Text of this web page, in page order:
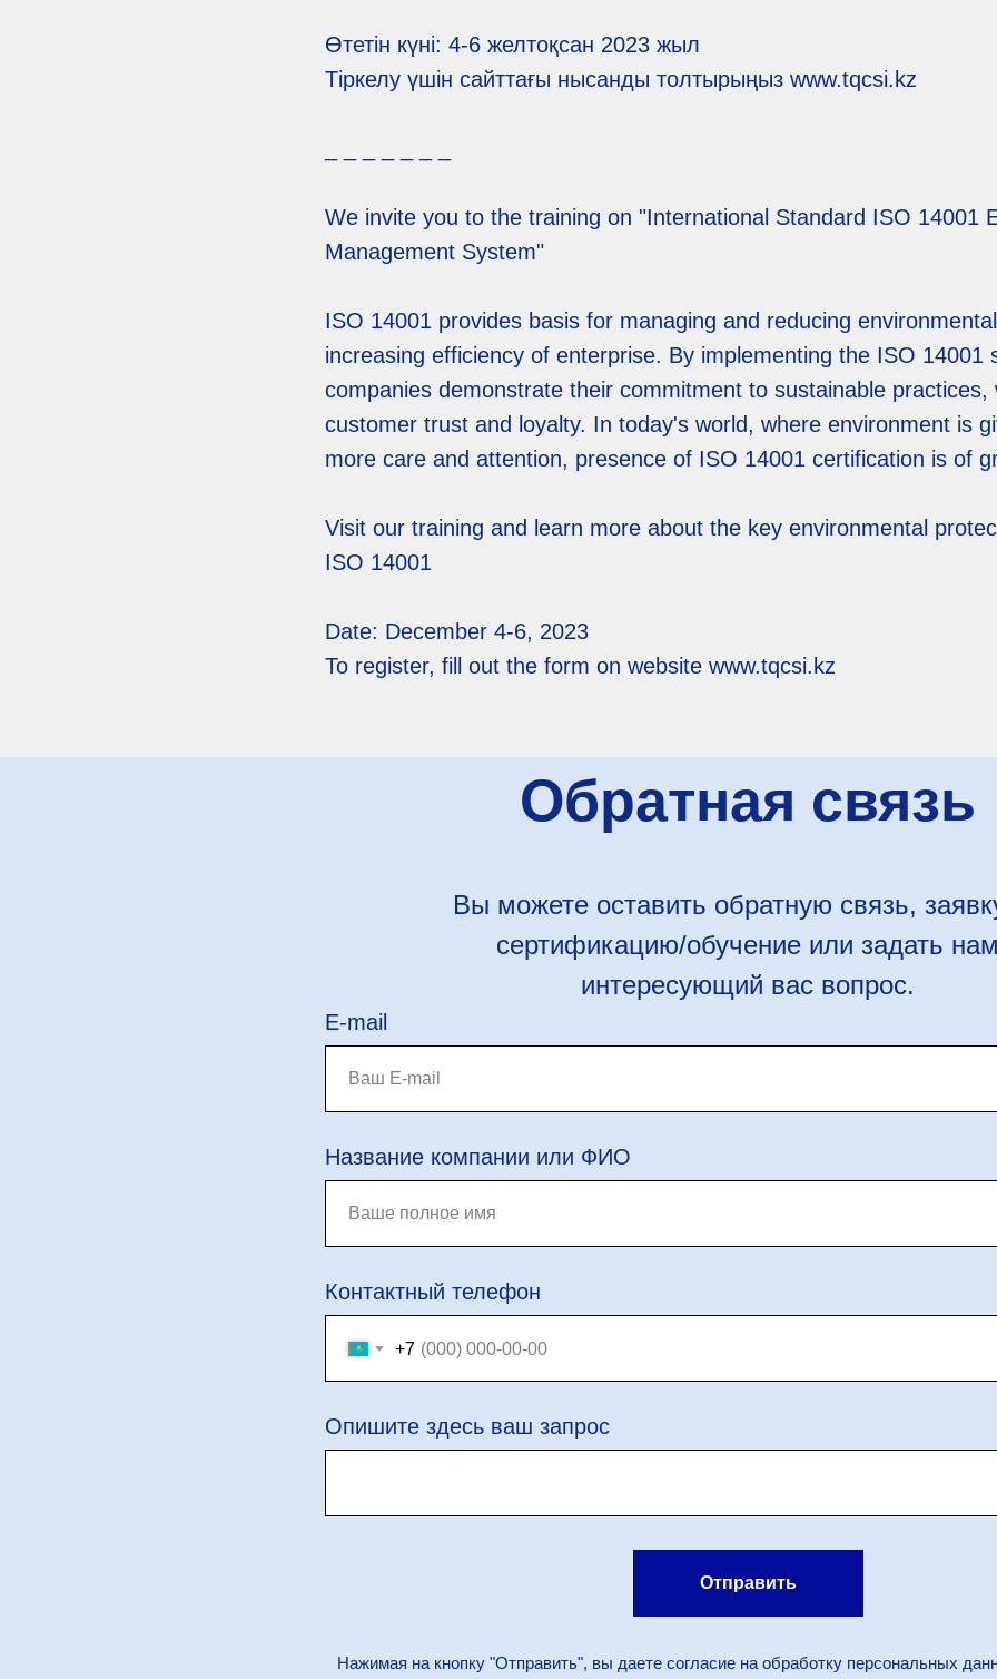
Өтетін күні: 4-6 желтоқсан 2023 жыл
Тіркелу үшін сайттағы нысанды толтырыңыз www.tqcsi.kz
We invite you to the training on "International Standard ISO 14001
Management System"
ISO 14001 provides basis for managing and reducing
increasing efficiency of enterprise. By implementing the ISO 14001
companies demonstrate their commitment to sustainable practices,
customer trust and loyalty. In today's world, where environment is
more care and attention, presence of ISO 14001 certification is of
Visit our training and learn more about the key environmental
ISO 14001
Date: December 4-6, 2023
To register, fill out the form on website www.tqcsi.kz
Обратная связь
Вы можете оставить обратную связь,
сертификацию/обучение или задать нам
интересующий вас вопрос.
E-mail
Название компании или ФИО
Контактный телефон
+7
Опишите здесь ваш запрос
Отправить
Нажимая на кнопку "Отправить", вы даете согласие на обработку персональных